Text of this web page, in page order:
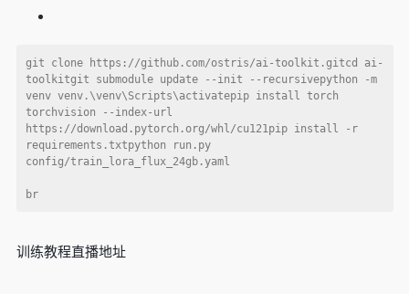
git clone https://github.com/ostris/ai-toolkit.gitcd ai-
toolkitgit submodule update --init --recursivepython -m
venv venv.\venv\Scripts\activatepip install torch
torchvision --index-url
https://download.pytorch.org/whl/cu121pip install -r
requirements.txtpython run.py
config/train_lora_flux_24gb.yaml
训练教程直播地址